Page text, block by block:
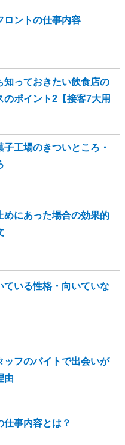
ロントの仕事内容
知っておきたい飲食店の
のポイント2【接客7大用
子工場のきついところ・
めにあった場合の効果的
ている性格・向いていな
ッフのバイトで出会いが
由
仕事内容とは？